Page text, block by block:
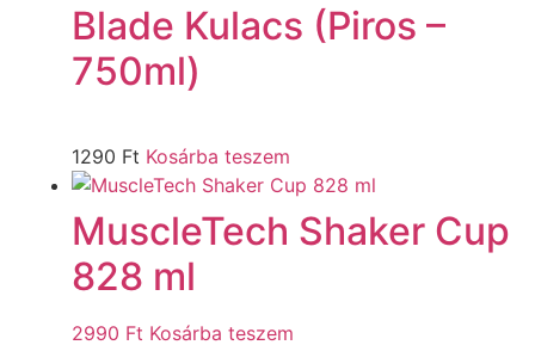
Blade Kulacs (Piros –
750ml)
1290 Ft Kosárba teszem
MuscleTech Shaker Cup
828 ml
2990 Ft Kosárba teszem